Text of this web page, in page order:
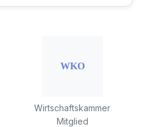
Wirtschaftskammer
Mitglied